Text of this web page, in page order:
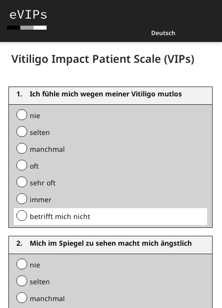
Deutsch
Vitiligo Impact Patient Scale (VIPs)
Ich fühle mich wegen meiner Vitiligo mutlos
nie
selten
manchmal
oft
sehr oft
immer
betrifft mich nicht
Mich im Spiegel zu sehen macht mich ängstlich
nie
selten
manchmal